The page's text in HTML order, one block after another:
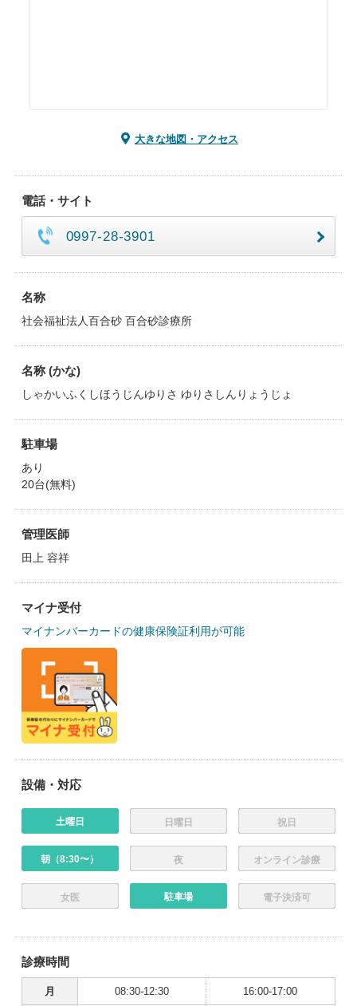
大きな地図・アクセス
電話・サイト
0997-28-3901
名称
社会福祉法人百合砂 百合砂診療所
名称 (かな)
しゃかいふくしほうじんゆりさ ゆりさしんりょうじょ
駐車場
あり
20台(無料)
管理医師
田上 容祥
マイナ受付
マイナンバーカードの健康保険証利用が可能
設備・対応
土曜日 日曜日 祝日
朝（8:30〜） 夜 オンライン診療
女医 駐車場 電子決済可
診療時間
月 08:30-12:30 16:00-17:00